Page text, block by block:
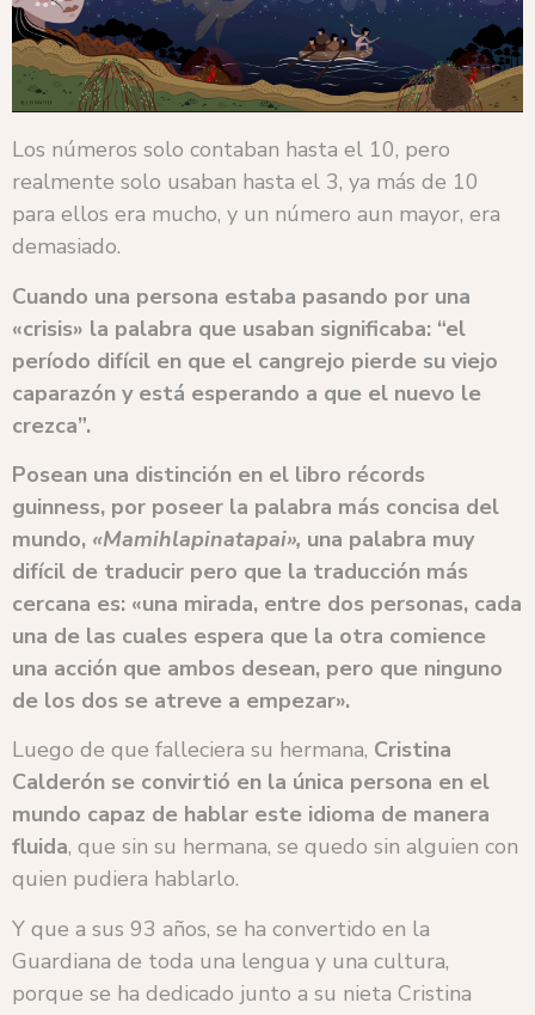
Los números solo contaban hasta el 10, pero
realmente solo usaban hasta el 3, ya más de 10
para ellos era mucho, y un número aun mayor, era
demasiado.
Cuando una persona estaba pasando por una
«crisis» la palabra que usaban significaba: “el
período difícil en que el cangrejo pierde su viejo
caparazón y está esperando a que el nuevo le
crezca”.
Posean una distinción en el libro récords
guinness, por poseer la palabra más concisa del
mundo, «Mamihlapinatapai», una palabra muy
difícil de traducir pero que la traducción más
cercana es: «una mirada, entre dos personas, cada
una de las cuales espera que la otra comience
una acción que ambos desean, pero que ninguno
de los dos se atreve a empezar».
Luego de que falleciera su hermana, Cristina
Calderón se convirtió en la única persona en el
mundo capaz de hablar este idioma de manera
fluida, que sin su hermana, se quedo sin alguien con
quien pudiera hablarlo.
Y que a sus 93 años, se ha convertido en la
Guardiana de toda una lengua y una cultura,
porque se ha dedicado junto a su nieta Cristina